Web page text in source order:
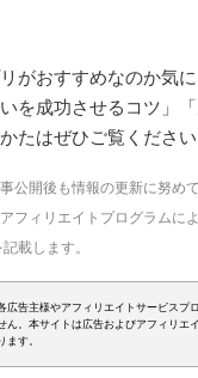
がおすすめなのか気
を成功させるコツ」
たはぜひご覧ください
公開後も情報の更新に努め
フィリエイトプログラム
載します。
告主様やアフィリエイトサービス
。本サイトは広告およびアフィリ
す。